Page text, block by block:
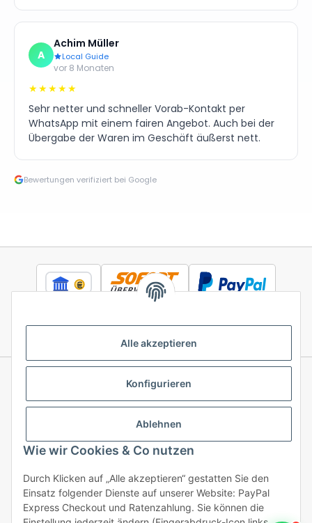
Alle akzeptieren
Konfigurieren
Ablehnen
Wie wir Cookies & Co nutzen
Durch Klicken auf „Alle akzeptieren“ gestatten Sie den
Einsatz folgender Dienste auf unserer Website: PayPal
Express Checkout und Ratenzahlung. Sie können die
A
Achim Müller
Local Guide
vor 8 Monaten
★★★★★
Sehr netter und schneller Vorab-Kontakt per
WhatsApp mit einem fairen Angebot. Auch bei der
Übergabe der Waren im Geschäft äußerst nett.
Bewertungen verifiziert bei Google
Informationen
Gesetzliche Informationen
Vertrag widerrufen